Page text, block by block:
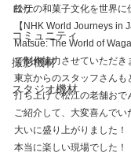
ロケ
コミュニティ
撮影機材
スタジオ機材
松江の和菓子文化を世界に
【NHK World Journeys in
Matsue: The World of
で制作協力させていただき
東京からのスタッフさんも
打ち上げで松江の老舗おで
ご紹介して、大変喜んでい
大いに盛り上がりました！
本当に楽しい現場でした！